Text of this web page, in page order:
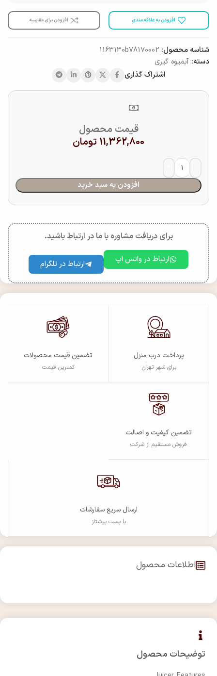
افزودن به علاقه مندی افزودن برای مقایسه
شناسه محصول: 1163130b78170002
دسته: آبمیوه گیری
اشتراک گذاری
قیمت محصول
11,362,800 تومان
افزودن به سبد خرید
برای دریافت مشاوره با ما در ارتباط باشید.
ارتباط در واتس اپ ارتباط در تلگرام
پرداخت درب منزل
برای شهر تهران
تضمین قیمت محصولات
کمترین قیمت
تضمین کیفیت و اصالت
فروش مستقیم از شرکت
ارسال سریع سفارشات
با پست پیشتاز
توضیحات محصول
اطلاعات محصول